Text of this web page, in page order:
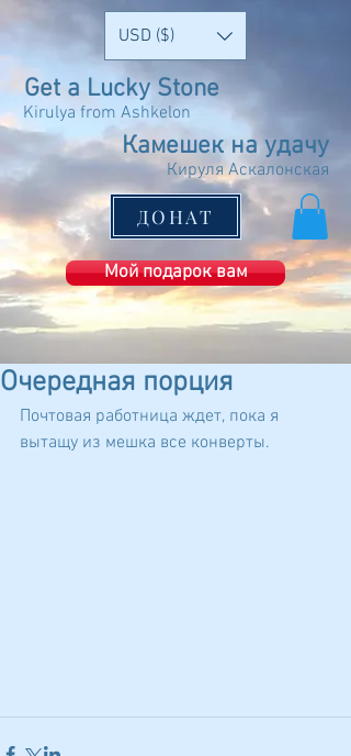
USD ($)
Get a Lucky Stone
Kirulya from Ashkelon
Камешек на удачу
Кируля Аскалонская
ДОНАТ
Мой подарок вам
Очередная порция
Почтовая работница ждет, пока я
вытащу из мешка все конверты.